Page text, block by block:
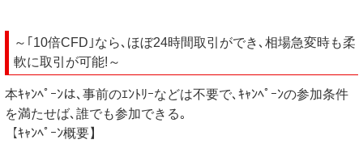
～｢10倍CFD｣なら､ほぼ24時間取引ができ､相場急変時も柔
軟に取引が可能!～
本ｷｬﾝﾍﾟｰﾝは､事前のｴﾝﾄﾘｰなどは不要で､ｷｬﾝﾍﾟｰﾝの参加条件
を満たせば､誰でも参加できる｡
【ｷｬﾝﾍﾟｰﾝ概要】